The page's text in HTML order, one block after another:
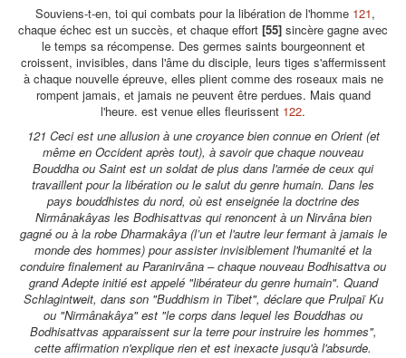
Souviens-t-en, toi qui combats pour la libération de l'homme 121,
chaque échec est un succès, et chaque effort [55] sincère gagne avec
le temps sa récompense. Des germes saints bourgeonnent et
croissent, invisibles, dans l'âme du disciple, leurs tiges s'affermissent
à chaque nouvelle épreuve, elles plient comme des roseaux mais ne
rompent jamais, et jamais ne peuvent être perdues. Mais quand
l'heure. est venue elles fleurissent 122.
121 Ceci est une allusion à une croyance bien connue en Orient (et
même en Occident après tout), à savoir que chaque nouveau
Bouddha ou Saint est un soldat de plus dans l'armée de ceux qui
travaillent pour la libération ou le salut du genre humain. Dans les
pays bouddhistes du nord, où est enseignée la doctrine des
Nirmânakâyas les Bodhisattvas qui renoncent à un Nirvâna bien
gagné ou à la robe Dharmakâya (l’un et l'autre leur fermant à jamais le
monde des hommes) pour assister invisiblement l'humanité et la
conduire finalement au Paranirvâna – chaque nouveau Bodhisattva ou
grand Adepte initié est appelé "libérateur du genre humain". Quand
Schlagintweit, dans son "Buddhism in Tibet", déclare que Prulpaï Ku
ou "Nirmânakâya" est "le corps dans lequel les Bouddhas ou
Bodhisattvas apparaissent sur la terre pour instruire les hommes",
cette affirmation n'explique rien et est inexacte jusqu'à l'absurde.